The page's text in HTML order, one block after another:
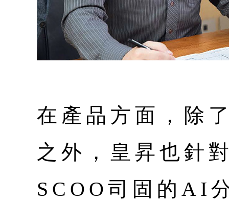
在產品方面，除
之外，皇昇也針
SCOO司固的AI